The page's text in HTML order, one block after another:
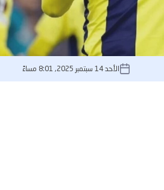
الأحد 14 سبتمبر 2025, 8:01 مساءً